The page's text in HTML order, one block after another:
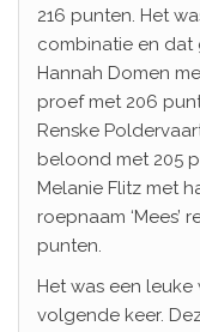
216 punten. Het
combinatie en dat
Hannah Domen
proef met 206
Renske
beloond met 205
Melanie Flitz met
roepnaam ‘Mees’
punten.
Het was een
volgende keer.